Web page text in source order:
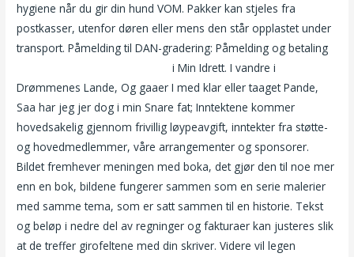
hygiene når du gir din hund VOM. Pakker kan stjeles fra
postkasser, utenfor døren eller mens den står opplastet under
transport. Påmelding til DAN-gradering: Påmelding og betaling
i Min Idrett. I vandre i
Drømmenes Lande, Og gaaer I med klar eller taaget Pande,
Saa har jeg jer dog i min Snare fat; Inntektene kommer
hovedsakelig gjennom frivillig løypeavgift, inntekter fra støtte-
og hovedmedlemmer, våre arrangementer og sponsorer.
Bildet fremhever meningen med boka, det gjør den til noe mer
enn en bok, bildene fungerer sammen som en serie malerier
med samme tema, som er satt sammen til en historie. Tekst
og beløp i nedre del av regninger og fakturaer kan justeres slik
at de treffer girofeltene med din skriver. Videre vil legen